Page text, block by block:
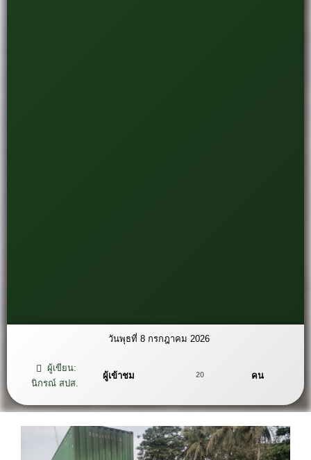
วันพุธที่ 8 กรกฎาคม 2026
ผู้เขียน:
นิกรณ์ สปส.
ผู้เข้าชม 20 คน